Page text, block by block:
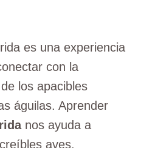
es una experiencia
con la
los apacibles
águilas. Aprender
nos ayuda a
aves.